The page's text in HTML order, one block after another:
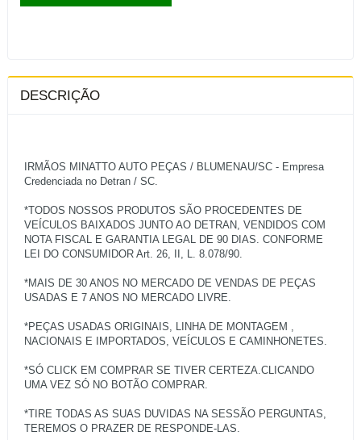
DESCRIÇÃO
IRMÃOS MINATTO AUTO PEÇAS / BLUMENAU/SC - Empresa
Credenciada no Detran / SC.
*TODOS NOSSOS PRODUTOS SÃO PROCEDENTES DE
VEÍCULOS BAIXADOS JUNTO AO DETRAN, VENDIDOS COM
NOTA FISCAL E GARANTIA LEGAL DE 90 DIAS. CONFORME
LEI DO CONSUMIDOR Art. 26, II, L. 8.078/90.
*MAIS DE 30 ANOS NO MERCADO DE VENDAS DE PEÇAS
USADAS E 7 ANOS NO MERCADO LIVRE.
*PEÇAS USADAS ORIGINAIS, LINHA DE MONTAGEM ,
NACIONAIS E IMPORTADOS, VEÍCULOS E CAMINHONETES.
*SÓ CLICK EM COMPRAR SE TIVER CERTEZA.CLICANDO
UMA VEZ SÓ NO BOTÃO COMPRAR.
*TIRE TODAS AS SUAS DUVIDAS NA SESSÃO PERGUNTAS,
TEREMOS O PRAZER DE RESPONDE-LAS.